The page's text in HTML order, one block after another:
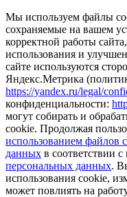
Мы используем файлы
сохраняемые на вашем
корректной работы
использования и
сайте используются
Яндекс.Метрика
https://yandex.ru/legal/
конфиденциальности:
могут собирать и
cookie. Продолжая
использованием файлов
данных в соответствии
персональных данных.
использования cookie,
может повлиять на